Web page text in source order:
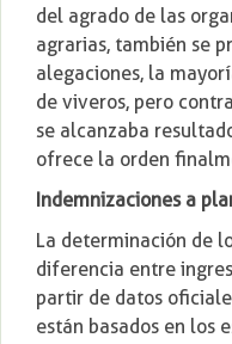
del agrado de las
agrarias, también se
alegaciones, la
de viveros, pero
se alcanzaba
ofrece la orden
Indemnizaciones a
La determinación de
diferencia entre
partir de datos
están basados en los